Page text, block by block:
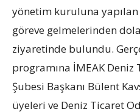
yönetim kuruluna yapılan
göreve gelmelerinden
ziyaretinde bulundu.
programına İMEAK Deniz
Şubesi Başkanı Bülent
üyeleri ve Deniz Ticaret